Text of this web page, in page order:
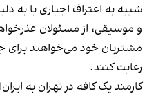
شبیه به اعتراف اجباری یا به
و موسیقی، از مسئولان
مشتریان خود می‌خواهند برای
رعایت کنند.
کارمند یک کافه در تهران به